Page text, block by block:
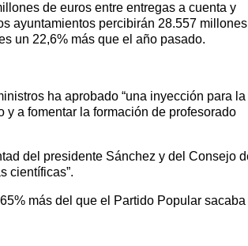
de euros entre entregas a cuenta y
ayuntamientos percibirán 28.557
un 22,6% más que el año pasado.
ha aprobado “una inyección para la
y a fomentar la formación de profesorado
del presidente Sánchez y del Consejo
científicas”.
más del que el Partido Popular sacaba